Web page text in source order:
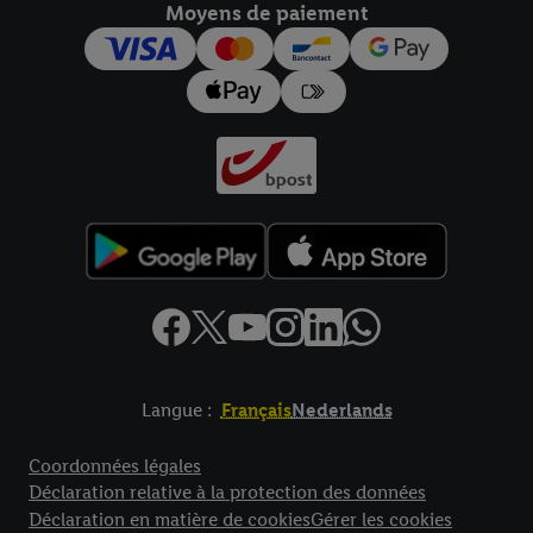
Moyens de paiement
Langue : FrançaisNederlands
Coordonnées légales
Déclaration relative à la protection des données
Déclaration en matière de cookiesGérer les cookies
pour l’avenir dans notredéclaration relative à la protection des
données
Vous trouverez les impressions ici.